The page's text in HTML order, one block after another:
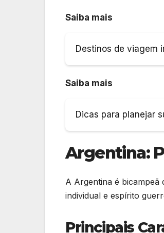
Saiba mais
Destinos de viagem
Saiba mais
Dicas para planejar
Argentina:
A Argentina é bicampeã
individual e espírito
Principais